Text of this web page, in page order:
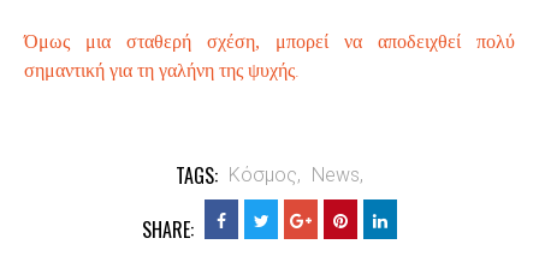
Όμως μια σταθερή σχέση, μπορεί να αποδειχθεί πολύ
σημαντική για τη γαλήνη της ψυχής.
TAGS: Κόσμος, News,
SHARE: